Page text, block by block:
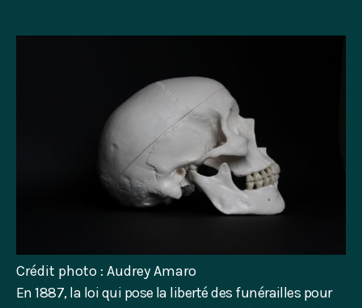
Crédit photo : Audrey Amaro
En 1887, la loi qui pose la liberté des funérailles pour